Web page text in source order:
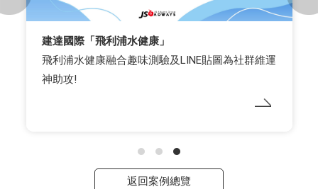
建達國際「飛利浦水健康」
飛利浦水健康融合趣味測驗及LINE貼圖為社群維運
神助攻!
返回案例總覽